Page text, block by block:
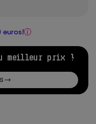
meilleur prix !